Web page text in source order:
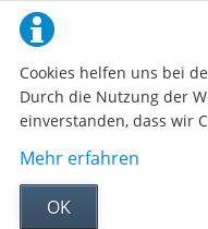
Cookies helfen uns bei
Durch die Nutzung der
einverstanden, dass wir
Mehr erfahren
OK